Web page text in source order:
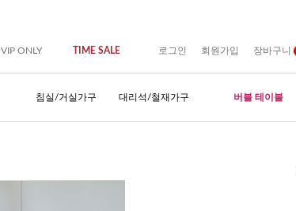
VIP ONLY TIME SALE 로그인 회원가입 장바구니
침실/거실가구 대리석/철재가구 버블 테이블